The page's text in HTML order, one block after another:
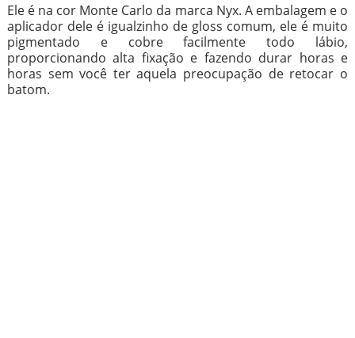
Ele é na cor Monte Carlo da marca Nyx. A embalagem e o
aplicador dele é igualzinho de gloss comum, ele é muito
pigmentado e cobre facilmente todo lábio,
proporcionando alta fixação e fazendo durar horas e
horas sem você ter aquela preocupação de retocar o
batom.